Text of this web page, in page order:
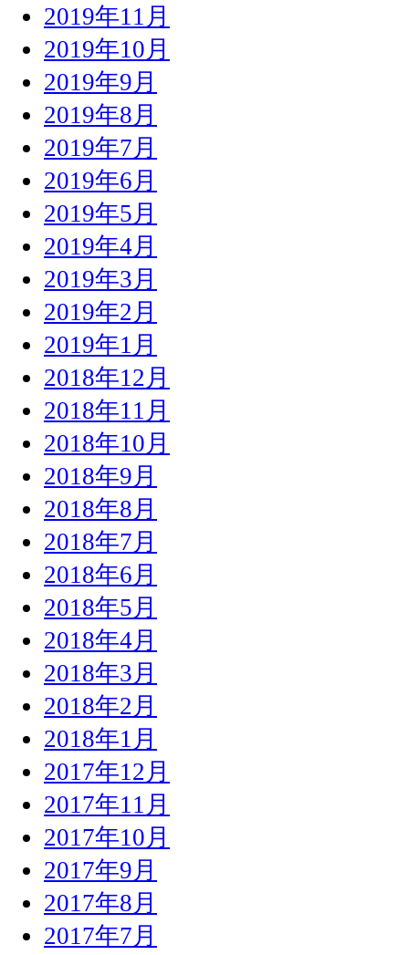
2019年11月
2019年10月
2019年9月
2019年8月
2019年7月
2019年6月
2019年5月
2019年4月
2019年3月
2019年2月
2019年1月
2018年12月
2018年11月
2018年10月
2018年9月
2018年8月
2018年7月
2018年6月
2018年5月
2018年4月
2018年3月
2018年2月
2018年1月
2017年12月
2017年11月
2017年10月
2017年9月
2017年8月
2017年7月